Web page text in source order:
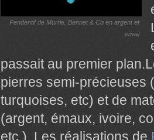
Pendentif de Murrle, Bennet & Co en argent et
email
passait au premier
pierres semi-précieuses
turquoises, etc) et de
(argent, émaux, ivoire,
etc.). Les réalisations de